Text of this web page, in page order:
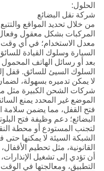
الحلول:
شركة نقل البضائع
من خلال تحديد المواقع
المركبات بشكل معقول
معدل الاستخدام؛ في أي وقت
السيارة وسلوك القيادة
بعد أو رسائل الهاتف
السلوك السيئ للسائق. قفل
لا يمكن تدميره بسهولة،
شركات الشحن الكبيرة مثل
الموضع غير المحدد يمنع
فتح القفل، مما يضمن سلامة
البضائع؛ دعم وظيفة فتح
لتجنب المستودع أو محطة
الشبكة السيئة لا يمكنها حتى
القانونية، مثل تحطيم
أن تؤدي إلى تشغيل
التطبيق، ومعالجتها في